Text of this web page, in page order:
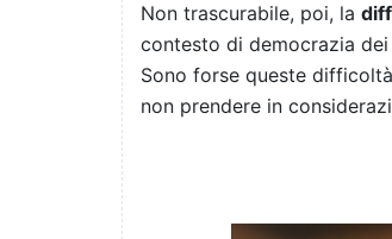
Non trascurabile, poi, la
contesto di democrazia
Sono forse queste
non prendere in